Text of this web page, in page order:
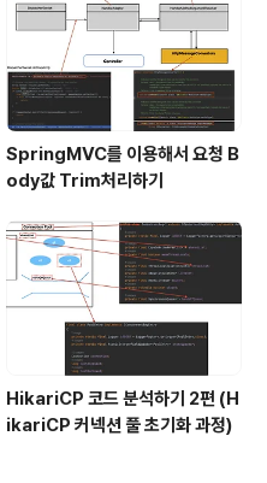
SpringMVC를 이용해서 요청 B
ody값 Trim처리하기
HikariCP 코드 분석하기 2편 (H
ikariCP 커넥션 풀 초기화 과정)